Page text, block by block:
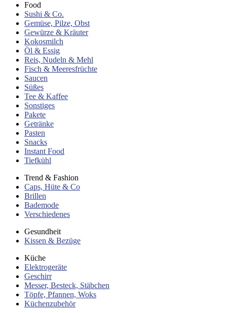
Food
Sushi & Co.
Gemüse, Pilze, Obst
Gewürze & Kräuter
Kokosmilch
Öl & Essig
Reis, Nudeln & Mehl
Fisch & Meeresfrüchte
Saucen
Süßes
Tee & Kaffee
Sonstiges
Pakete
Getränke
Pasten
Snacks
Instant Food
Tiefkühl
Trend & Fashion
Caps, Hüte & Co
Brillen
Bademode
Verschiedenes
Gesundheit
Kissen & Bezüge
Küche
Elektrogeräte
Geschirr
Messer, Besteck, Stäbchen
Töpfe, Pfannen, Woks
Küchenzubehör